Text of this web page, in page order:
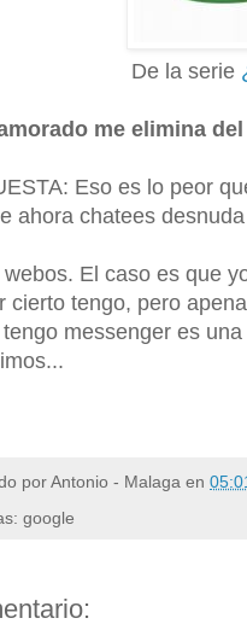
De la serie
me elimina
Eso es lo peor
ahora chatees
webos. El caso es que
cierto tengo, pero
messenger es
porAntonio - Malaga en
google